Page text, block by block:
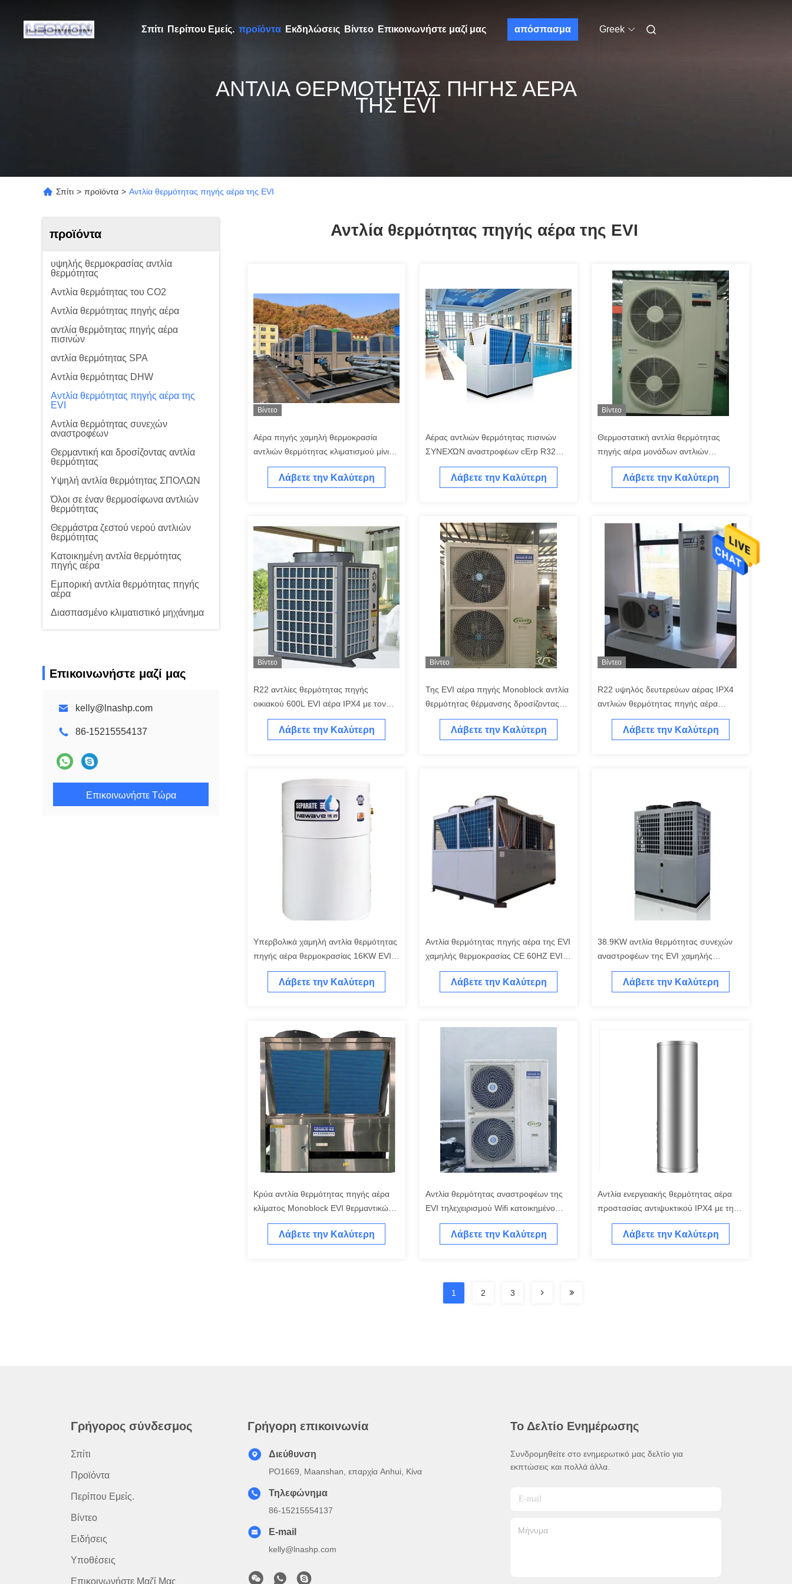
Σπίτι Περίπου Εμείς. προϊόντα Εκδηλώσεις Βίντεο Επικοινωνήστε μαζί μας απόσπασμα Greek
ΑΝΤΛΊΑ ΘΕΡΜΌΤΗΤΑΣ ΠΗΓΉΣ ΑΈΡΑ
ΤΗΣ EVI
Σπίτι > προϊόντα > Αντλία θερμότητας πηγής αέρα της EVI
προϊόντα
υψηλής θερμοκρασίας αντλία
θερμότητας
Αντλία θερμότητας του CO2
Αντλία θερμότητας πηγής αέρα
αντλία θερμότητας πηγής αέρα
πισινών
αντλία θερμότητας SPA
Αντλία θερμότητας DHW
Αντλία θερμότητας πηγής αέρα της
EVI
Αντλία θερμότητας συνεχών
αναστροφέων
Θερμαντική και δροσίζοντας αντλία
θερμότητας
Υψηλή αντλία θερμότητας ΣΠΟΛΩΝ
Όλοι σε έναν θερμοσίφωνα αντλιών
θερμότητας
Θερμάστρα ζεστού νερού αντλιών
θερμότητας
Κατοικημένη αντλία θερμότητας
πηγής αέρα
Εμπορική αντλία θερμότητας πηγής
αέρα
Διασπασμένο κλιματιστικό μηχάνημα
Επικοινωνήστε μαζί μας
kelly@lnashp.com
86-15215554137
Επικοινωνήστε Τώρα
Αντλία θερμότητας πηγής αέρα της EVI
Βίντεο
Αέρα πηγής χαμηλή θερμοκρασία
αντλιών θερμότητας κλιματισμού μίνι
διασπασμένη
Λάβετε την Καλύτερη
Αέρας αντλιών θερμότητας πισινών
ΣΥΝΕΧΏΝ αναστροφέων cErp R32
R410A A+++ στο νερό
Λάβετε την Καλύτερη
Βίντεο
Θερμοστατική αντλία θερμότητας
πηγής αέρα μονάδων αντλιών
θερμότητας θέρμανσης θερμοκηπίων
λουλουδιώνΛάβετε την Καλύτερη
Βίντεο
R22 αντλίες θερμότητας πηγής
οικιακού 600L EVI αέρα IPX4 με τον
έλεγχο Wifi
Λάβετε την Καλύτερη
Βίντεο
Της EVI αέρα πηγής Monoblock αντλία
θερμότητας θέρμανσης δροσίζοντας
200KW DHW
Λάβετε την Καλύτερη
Βίντεο
R22 υψηλός δευτερεύων αέρας IPX4
αντλιών θερμότητας πηγής αέρα
ΣΠΟΛΩΝ 200kw EVI
Λάβετε την Καλύτερη
Υπερβολικά χαμηλή αντλία θερμότητας
πηγής αέρα θερμοκρασίας 16KW EVI
με την κατοικία ανοξείδωτου
Λάβετε την Καλύτερη
Αντλία θερμότητας πηγής αέρα της EVI
χαμηλής θερμοκρασίας CE 60HZ EVI
για τα κτίρια γραφείων
Λάβετε την Καλύτερη
38.9KW αντλία θερμότητας συνεχών
αναστροφέων της EVI χαμηλής
θερμοκρασίας 30A
Λάβετε την Καλύτερη
Κρύα αντλία θερμότητας πηγής αέρα
κλίματος Monoblock EVI θερμαντικών
σωμάτων 55dB
Λάβετε την Καλύτερη
Αντλία θερμότητας αναστροφέων της
EVI τηλεχειρισμού Wifi κατοικημένο
IPX4
Λάβετε την Καλύτερη
Αντλία ενεργειακής θερμότητας αέρα
προστασίας αντιψυκτικού IPX4 με την
υπερβολικά χαμηλή θερμοκρασία
Λάβετε την Καλύτερη
1 2 3
Γρήγορος σύνδεσμος
Σπίτι
Προϊόντα
Περίπου Εμείς.
Βίντεο
Ειδήσεις
Υποθέσεις
Επικοινωνήστε Μαζί Μας
Γρήγορη επικοινωνία
Διεύθυνση
PO1669, Maanshan, επαρχία Anhui, Κίνα
Τηλεφώνημα
86-15215554137
E-mail
kelly@lnashp.com
Το Δελτίο Ενημέρωσης
Συνδρομηθείτε στο ενημερωτικό μας δελτίο για
εκπτώσεις και πολλά άλλα.